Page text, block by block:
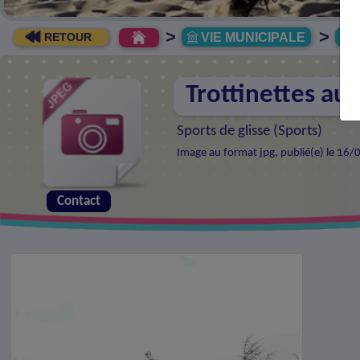
RETOUR > VIE MUNICIPALE >
Trottinettes au
Sports de glisse (Sports)
Image au format jpg, publié(e) le
Contact